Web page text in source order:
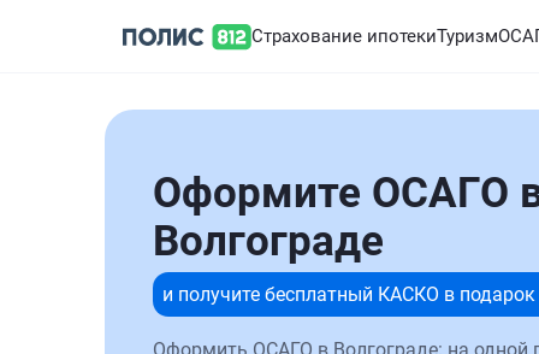
Страхование ипотекиТуризм
Оформите ОСАГО
Волгограде
и получите бесплатный КАСКО в подарок